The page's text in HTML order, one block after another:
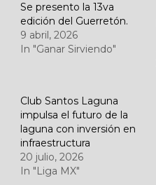
Se presento la 13va
edición del Guerretón.
9 abril, 2026
In "Ganar Sirviendo"
Club Santos Laguna
impulsa el futuro de la
laguna con inversión en
infraestructura
20 julio, 2026
In "Liga MX"